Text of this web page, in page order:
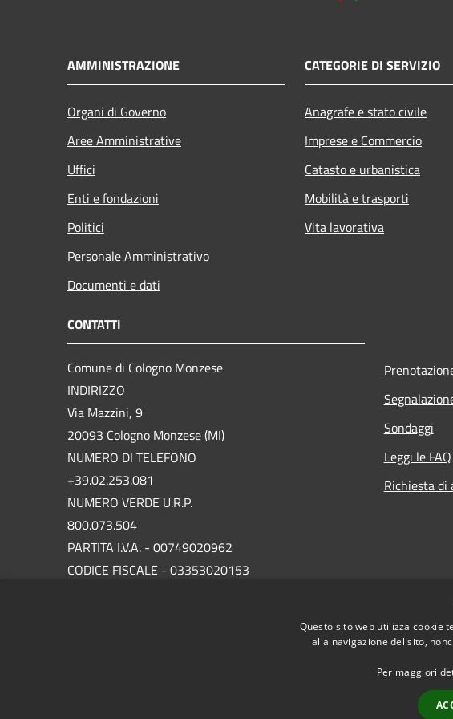
AMMINISTRAZIONE
Organi di Governo
Aree Amministrative
Uffici
Enti e fondazioni
Politici
Personale Amministrativo
Documenti e dati
CATEGORIE DI SERVIZIO
Anagrafe e stato civile
Imprese e Commercio
Catasto e urbanistica
Mobilità e trasporti
Vita lavorativa
CONTATTI
Comune di Cologno Monzese
INDIRIZZO
Via Mazzini, 9
20093 Cologno Monzese (MI)
NUMERO DI TELEFONO
+39.02.253.081
NUMERO VERDE U.R.P.
800.073.504
PARTITA I.V.A. - 00749020962
CODICE FISCALE - 03353020153
Sondaggi
Leggi le FAQ
Richiesta di
Questo sito web utilizza cookie
alla navigazione del sito,
Per maggiori